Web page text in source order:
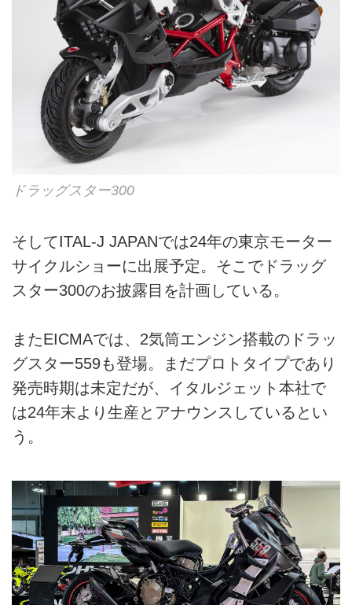
ドラッグスター300
そしてITAL‐J JAPANでは24年の東京モーター
サイクルショーに出展予定。そこでドラッグ
スター300のお披露目を計画している。
またEICMAでは、2気筒エンジン搭載のドラッ
グスター559も登場。まだプロトタイプであり
発売時期は未定だが、イタルジェット本社で
は24年末より生産とアナウンスしているとい
う。